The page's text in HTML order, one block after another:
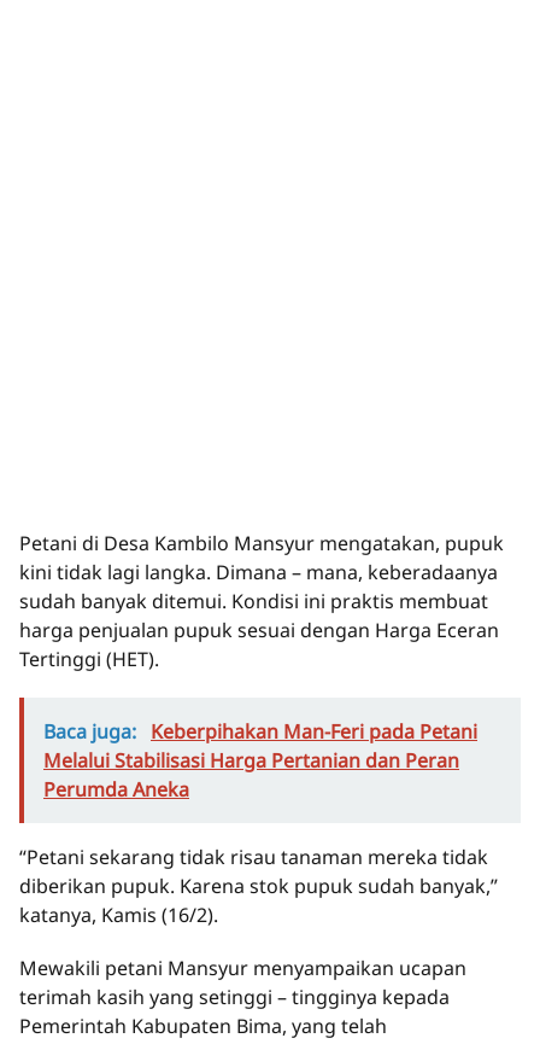
Petani di Desa Kambilo Mansyur mengatakan, pupuk
kini tidak lagi langka. Dimana – mana, keberadaanya
sudah banyak ditemui. Kondisi ini praktis membuat
harga penjualan pupuk sesuai dengan Harga Eceran
Tertinggi (HET).
Baca juga: Keberpihakan Man-Feri pada Petani
Melalui Stabilisasi Harga Pertanian dan Peran
Perumda Aneka
“Petani sekarang tidak risau tanaman mereka tidak
diberikan pupuk. Karena stok pupuk sudah banyak,”
katanya, Kamis (16/2).
Mewakili petani Mansyur menyampaikan ucapan
terimah kasih yang setinggi – tingginya kepada
Pemerintah Kabupaten Bima, yang telah